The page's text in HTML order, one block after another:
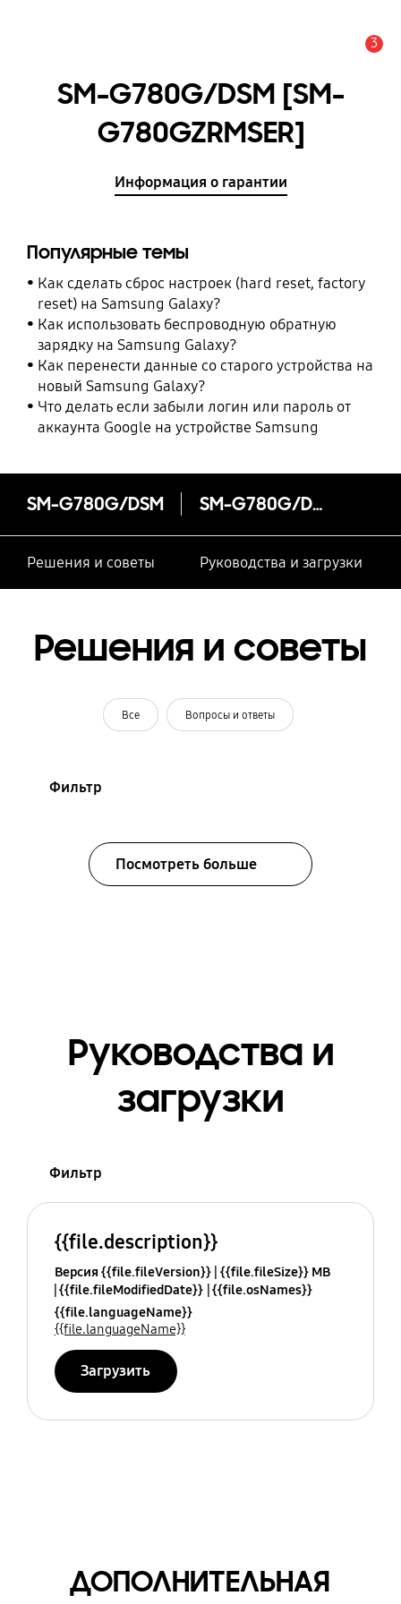
3
SM-G780G/DSM [SM-
G780GZRMSER]
Информация о гарантии
Популярные темы
Как сделать сброс настроек (hard reset, factory
reset) на Samsung Galaxy?
Как использовать беспроводную обратную
зарядку на Samsung Galaxy?
Как перенести данные со старого устройства на
новый Samsung Galaxy?
Что делать если забыли логин или пароль от
аккаунта Google на устройстве Samsung
SM-G780G/DSM SM-G780G/DSM
Решения и советы Руководства и загрузки
Решения и советы
Все Вопросы и ответы
Фильтр
Посмотреть больше
Руководства и
загрузки
Фильтр
{{file.description}}
Версия {{file.fileVersion}} {{file.fileSize}} MB
{{file.fileModifiedDate}} {{file.osNames}}
{{file.languageName}}
{{file.languageName}}
Загрузить
ДОПОЛНИТЕЛЬНАЯ